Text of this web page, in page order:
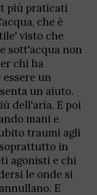
più praticati
che è
visto che
sott'acqua non
chi ha
un
un aiuto.
dell'aria. E poi
mani e
traumi agli
in
agonisti e chi
le onde si
E